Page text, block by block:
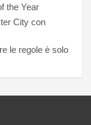
the Year
City con
le regole è solo